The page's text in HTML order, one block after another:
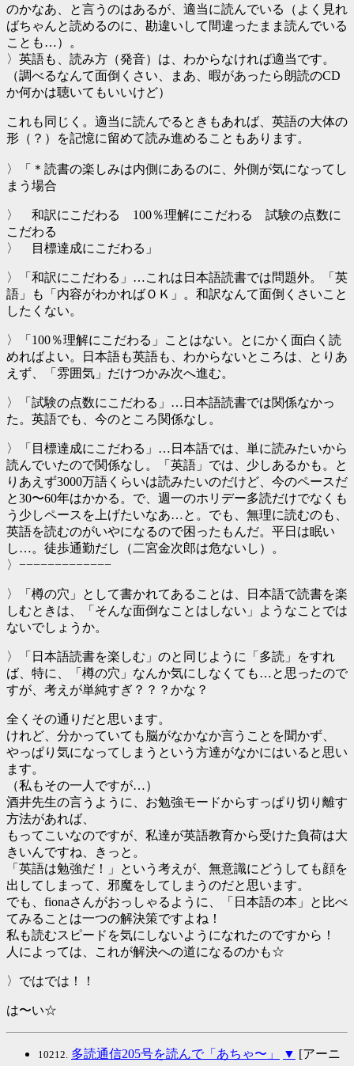
のかなあ、と言うのはあるが、適当に読んでいる（よく見れ
ばちゃんと読めるのに、勘違いして間違ったまま読んでいる
ことも…）。
〉英語も、読み方（発音）は、わからなければ適当です。
（調べるなんて面倒くさい、まあ、暇があったら朗読のCD
か何かは聴いてもいいけど）
これも同じく。適当に読んでるときもあれば、英語の大体の
形（？）を記憶に留めて読み進めることもあります。
〉「＊読書の楽しみは内側にあるのに、外側が気になってし
まう場合
〉 和訳にこだわる 100％理解にこだわる 試験の点数に
こだわる
〉 目標達成にこだわる」
〉「和訳にこだわる」…これは日本語読書では問題外。「英
語」も「内容がわかればＯＫ」。和訳なんて面倒くさいこと
したくない。
〉「100％理解にこだわる」ことはない。とにかく面白く読
めればよい。日本語も英語も、わからないところは、とりあ
えず、「雰囲気」だけつかみ次へ進む。
〉「試験の点数にこだわる」…日本語読書では関係なかっ
た。英語でも、今のところ関係なし。
〉「目標達成にこだわる」…日本語では、単に読みたいから
読んでいたので関係なし。「英語」では、少しあるかも。と
りあえず3000万語くらいは読みたいのだけど、今のペースだ
と30〜60年はかかる。で、週一のホリデー多読だけでなくも
う少しペースを上げたいなあ…と。でも、無理に読むのも、
英語を読むのがいやになるので困ったもんだ。平日は眠い
し…。徒歩通勤だし（二宮金次郎は危ないし）。
〉−−−−−−−−−−−−−
〉「樽の穴」として書かれてあることは、日本語で読書を楽
しむときは、「そんな面倒なことはしない」ようなことでは
ないでしょうか。
〉「日本語読書を楽しむ」のと同じように「多読」をすれ
ば、特に、「樽の穴」なんか気にしなくても…と思ったので
すが、考えが単純すぎ？？？かな？
全くその通りだと思います。
けれど、分かっていても脳がなかなか言うことを聞かず、
やっぱり気になってしまうという方達がなかにはいると思い
ます。
（私もその一人ですが…）
酒井先生の言うように、お勉強モードからすっぱり切り離す
方法があれば、
もってこいなのですが、私達が英語教育から受けた負荷は大
きいんですね、きっと。
「英語は勉強だ！」という考えが、無意識にどうしても顔を
出してしまって、邪魔をしてしまうのだと思います。
でも、fionaさんがおっしゃるように、「日本語の本」と比べ
てみることは一つの解決策ですよね！
私も読むスピードを気にしないようになれたのですから！
人によっては、これが解決への道になるのかも☆
〉ではでは！！
は〜い☆
10212. 多読通信205号を読んで「あちゃ〜」 ▼ [アーニ